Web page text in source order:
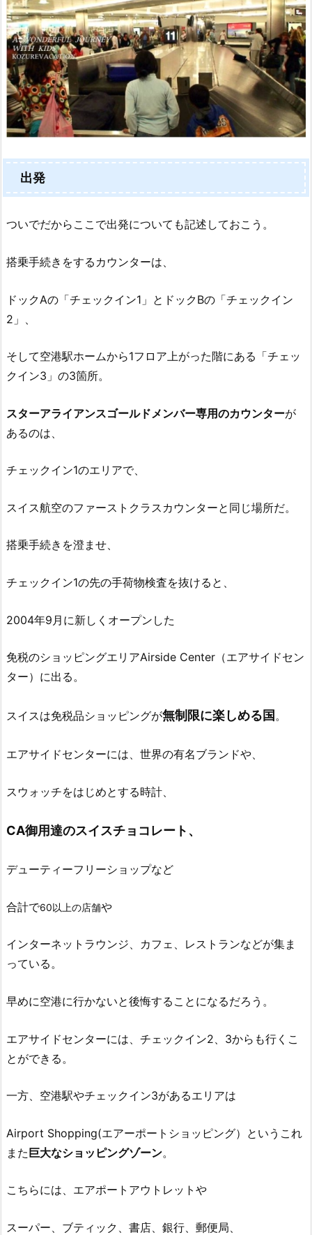
出発
ついでだからここで出発についても記述しておこう。
搭乗手続きをするカウンターは、
ドックAの「チェックイン1」とドックBの「チェックイン
2」、
そして空港駅ホームから1フロア上がった階にある「チェッ
クイン3」の3箇所。
スターアライアンスゴールドメンバー専用のカウンターが
あるのは、
チェックイン1のエリアで、
スイス航空のファーストクラスカウンターと同じ場所だ。
搭乗手続きを澄ませ、
チェックイン1の先の手荷物検査を抜けると、
2004年9月に新しくオープンした
免税のショッピングエリアAirside Center（エアサイドセン
ター）に出る。
スイスは免税品ショッピングが無制限に楽しめる国。
エアサイドセンターには、世界の有名ブランドや、
スウォッチをはじめとする時計、
CA御用達のスイスチョコレート、
デューティーフリーショップなど
合計で60以上の店舗や
インターネットラウンジ、カフェ、レストランなどが集ま
っている。
早めに空港に行かないと後悔することになるだろう。
エアサイドセンターには、チェックイン2、3からも行くこ
とができる。
一方、空港駅やチェックイン3があるエリアは
Airport Shopping(エアーポートショッピング）というこれ
また巨大なショッピングゾーン。
こちらには、エアポートアウトレットや
スーパー、ブティック、書店、銀行、郵便局、